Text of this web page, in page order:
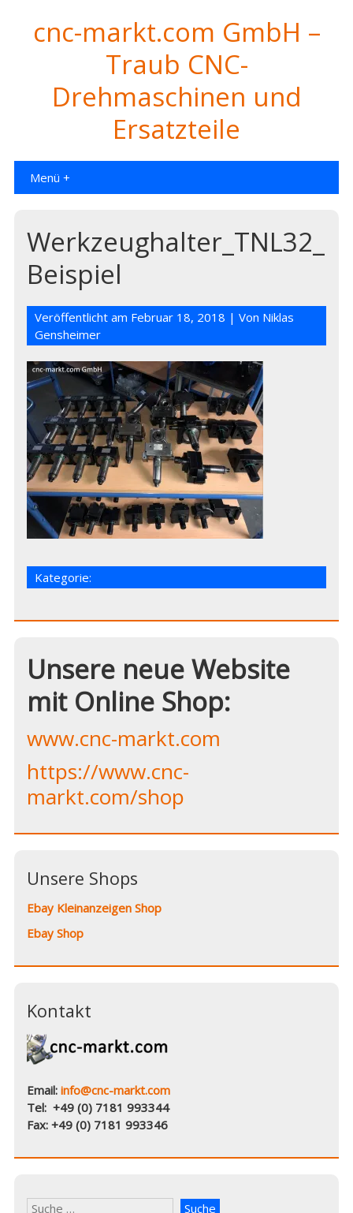
cnc-markt.com GmbH –
Traub CNC-
Drehmaschinen und
Ersatzteile
Menü +
Werkzeughalter_TNL32_
Beispiel
Veröffentlicht am Februar 18, 2018 | Von Niklas
Gensheimer
Kategorie:
Unsere neue Website
mit Online Shop:
www.cnc-markt.com
https://www.cnc-
markt.com/shop
Unsere Shops
Ebay Kleinanzeigen Shop
Ebay Shop
Kontakt
Email:info@cnc-markt.com
Tel: +49 (0) 7181 993344
Fax: +49 (0) 7181 993346